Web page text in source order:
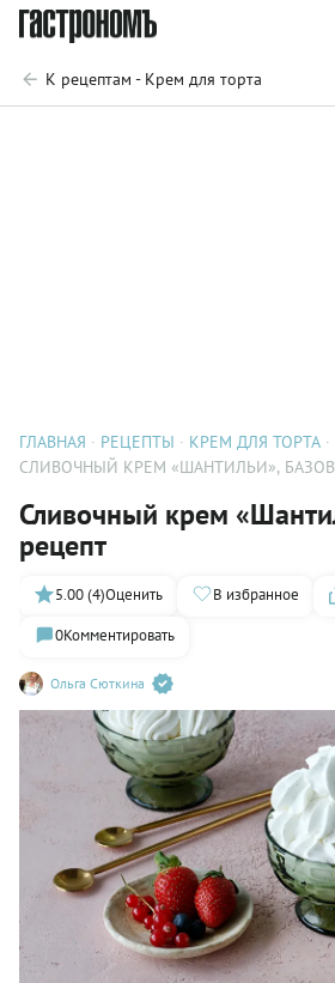
К рецептам - Крем для торта
ГЛАВНАЯ РЕЦЕПТЫ
КРЕМ ДЛЯ ТОРТА
СЛИВОЧНЫЙ КРЕМ «ШАНТИЛЬИ»,
Сливочный крем
рецепт
Ольга Сюткина
5.00 (4)Оценить В избранное
0Комментировать